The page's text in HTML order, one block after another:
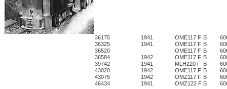
36175 1941 OME117 F B
36325
1941 OME117 F B
36520
OME117 F B
36584
1942 OME117 F B
39742
1941 MLH220 F B
43020
1942 OME117 F B
43075
1942 OMZ117 F B
46434
1941 OMZ122 F B